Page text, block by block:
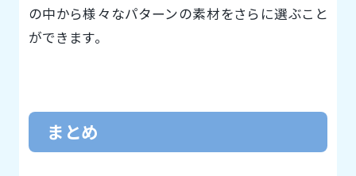
の中から様々なパターンの素材をさらに選ぶこと
ができます。
まとめ